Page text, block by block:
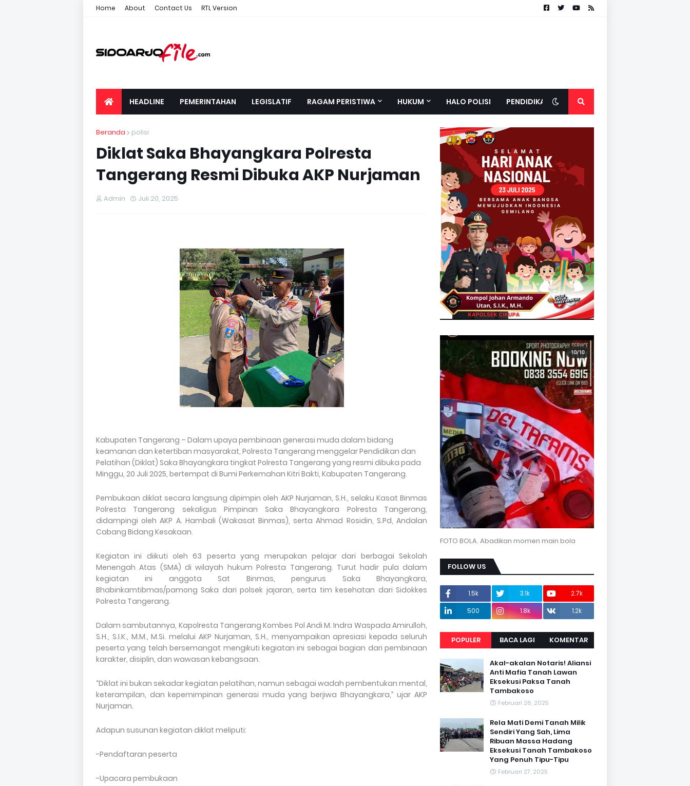
Home About Contact Us RTL Version
HEADLINE PEMERINTAHAN LEGISLATIF RAGAM PERISTIWA HUKUM HALO POLISI PENDIDIKAN
Beranda polisi
Diklat Saka Bhayangkara Polresta
Tangerang Resmi Dibuka AKP Nurjaman
Admin Juli 20, 2025
Kabupaten Tangerang – Dalam upaya pembinaan generasi muda dalam bidang
keamanan dan ketertiban masyarakat, Polresta Tangerang menggelar Pendidikan dan
Pelatihan (Diklat) Saka Bhayangkara tingkat Polresta Tangerang yang resmi dibuka pada
Minggu, 20 Juli 2025, bertempat di Bumi Perkemahan Kitri Bakti, Kabupaten Tangerang.
Pembukaan diklat secara langsung dipimpin oleh AKP Nurjaman, S.H., selaku Kasat Binmas
Polresta Tangerang sekaligus Pimpinan Saka Bhayangkara Polresta Tangerang,
didampingi oleh AKP A. Hambali (Wakasat Binmas), serta Ahmad Rosidin, S.Pd, Andalan
Cabang Bidang Kesakaan.
Kegiatan ini diikuti oleh 63 peserta yang merupakan pelajar dari berbagai Sekolah
Menengah Atas (SMA) di wilayah hukum Polresta Tangerang. Turut hadir pula dalam
kegiatan ini anggota Sat Binmas, pengurus Saka Bhayangkara,
Bhabinkamtibmas/pamong Saka dari polsek jajaran, serta tim kesehatan dari Sidokkes
Polresta Tangerang.
Dalam sambutannya, Kapolresta Tangerang Kombes Pol Andi M. Indra Waspada Amirulloh,
S.H., S.I.K., M.M., M.Si. melalui AKP Nurjaman, S.H., menyampaikan apresiasi kepada seluruh
peserta yang telah bersemangat mengikuti kegiatan ini sebagai bagian dari pembinaan
karakter, disiplin, dan wawasan kebangsaan.
“Diklat ini bukan sekadar kegiatan pelatihan, namun sebagai wadah pembentukan mental,
keterampilan, dan kepemimpinan generasi muda yang berjiwa Bhayangkara,” ujar AKP
Nurjaman.
Adapun susunan kegiatan diklat meliputi:
-Pendaftaran peserta
-Upacara pembukaan
FOTO BOLA. Abadikan momen main bola
FOLLOW US
1.5k 3.1k
2.7k
500
1.8k 1.2k
POPULER BACA LAGI KOMENTAR
Akal-akalan Notaris! Aliansi
Anti Mafia Tanah Lawan
Eksekusi Paksa Tanah
Tambakoso
Februari 26, 2025
Rela Mati Demi Tanah Milik
Sendiri Yang Sah, Lima
Ribuan Massa Hadang
Eksekusi Tanah Tambakoso
Yang Penuh Tipu-Tipu
Februari 27, 2025